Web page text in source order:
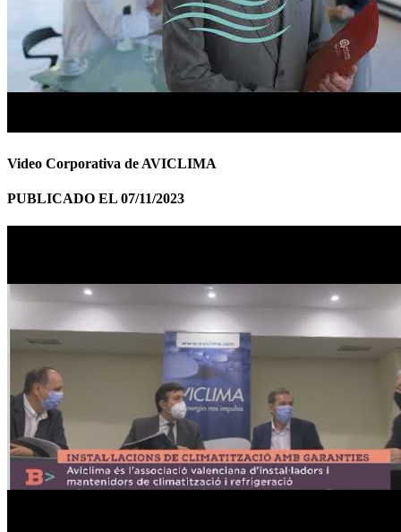
Video Corporativa de AVICLIMA
PUBLICADO EL 07/11/2023